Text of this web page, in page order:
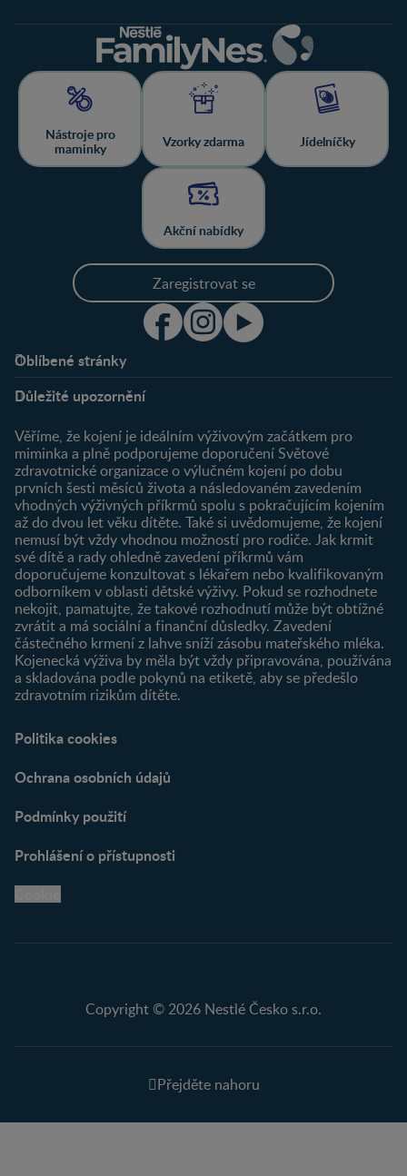
Nástroje pro
maminky
Vzorky zdarma Jídelníčky
Akční nabídky
Zaregistrovat se
Oblíbené stránky
O nás
Můj účet
Registrace
Newsletter
Přihlášení
Produkty
Najít produkt
Důležité upozornění
Věříme, že kojení je ideálním výživovým začátkem pro
miminka a plně podporujeme doporučení Světové
zdravotnické organizace o výlučném kojení po dobu
prvních šesti měsíců života a následovaném zavedením
vhodných výživných příkrmů spolu s pokračujícím kojením
až do dvou let věku dítěte. Také si uvědomujeme, že kojení
nemusí být vždy vhodnou možností pro rodiče. Jak krmit
své dítě a rady ohledně zavedení příkrmů vám
doporučujeme konzultovat s lékařem nebo kvalifikovaným
odborníkem v oblasti dětské výživy. Pokud se rozhodnete
nekojit, pamatujte, že takové rozhodnutí může být obtížné
zvrátit a má sociální a finanční důsledky. Zavedení
částečného krmení z lahve sníží zásobu mateřského mléka.
Kojenecká výživa by měla být vždy připravována, používána
a skladována podle pokynů na etiketě, aby se předešlo
zdravotním rizikům dítěte.
Politika cookies
Ochrana osobních údajů
Podmínky použití
Prohlášení o přístupnosti
Copyright © 2026 Nestlé Česko s.r.o.
Přejděte nahoru